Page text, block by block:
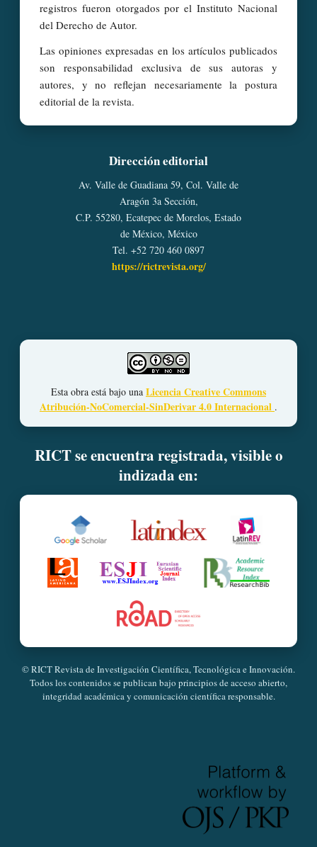
registros fueron otorgados por el Instituto Nacional
del Derecho de Autor.
Las opiniones expresadas en los artículos publicados
son responsabilidad exclusiva de sus autoras y
autores, y no reflejan necesariamente la postura
editorial de la revista.
Dirección editorial
Av. Valle de Guadiana 59, Col. Valle de
Aragón 3a Sección,
C.P. 55280, Ecatepec de Morelos, Estado
de México, México
Tel. +52 720 460 0897
https://rictrevista.org/
Esta obra está bajo una Licencia Creative Commons
Atribución-NoComercial-SinDerivar 4.0 Internacional .
RICT se encuentra registrada, visible o
indizada en:
© RICT Revista de Investigación Científica, Tecnológica e Innovación.
Todos los contenidos se publican bajo principios de acceso abierto,
integridad académica y comunicación científica responsable.